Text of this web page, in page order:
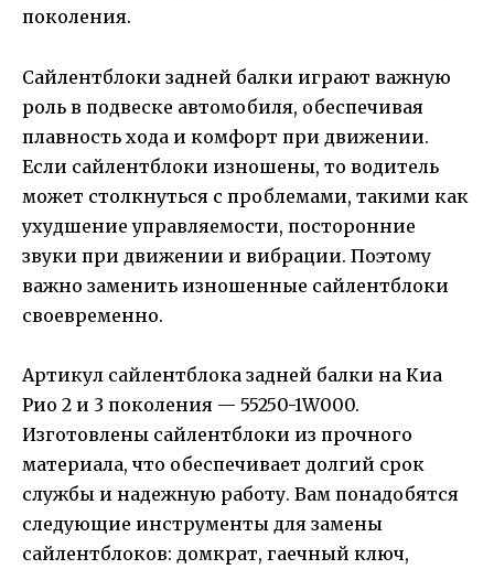
поколения.
Сайлентблоки задней балки играют важную
роль в подвеске автомобиля, обеспечивая
плавность хода и комфорт при движении.
Если сайлентблоки изношены, то водитель
может столкнуться с проблемами, такими как
ухудшение управляемости, посторонние
звуки при движении и вибрации. Поэтому
важно заменить изношенные сайлентблоки
своевременно.
Артикул сайлентблока задней балки на Киа
Рио 2 и 3 поколения — 55250-1W000.
Изготовлены сайлентблоки из прочного
материала, что обеспечивает долгий срок
службы и надежную работу. Вам понадобятся
следующие инструменты для замены
сайлентблоков: домкрат, гаечный ключ,